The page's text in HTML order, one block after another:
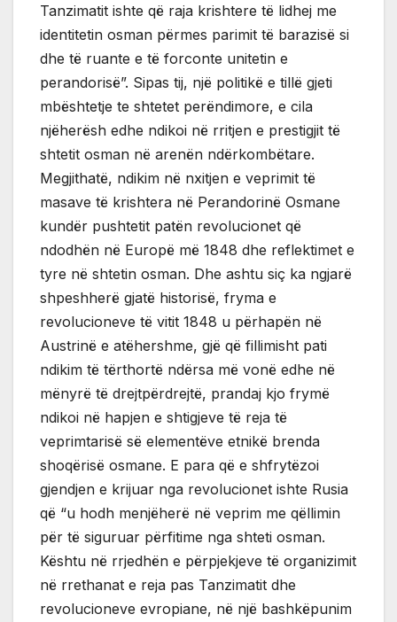
Tanzimatit ishte që raja krishtere të lidhej me
identitetin osman përmes parimit të barazisë si
dhe të ruante e të forconte unitetin e
perandorisë”. Sipas tij, një politikë e tillë gjeti
mbështetje te shtetet perëndimore, e cila
njëherësh edhe ndikoi në rritjen e prestigjit të
shtetit osman në arenën ndërkombëtare.
Megjithatë, ndikim në nxitjen e veprimit të
masave të krishtera në Perandorinë Osmane
kundër pushtetit patën revolucionet që
ndodhën në Europë më 1848 dhe reflektimet e
tyre në shtetin osman. Dhe ashtu siç ka ngjarë
shpeshherë gjatë historisë, fryma e
revolucioneve të vitit 1848 u përhapën në
Austrinë e atëhershme, gjë që fillimisht pati
ndikim të tërthortë ndërsa më vonë edhe në
mënyrë të drejtpërdrejtë, prandaj kjo frymë
ndikoi në hapjen e shtigjeve të reja të
veprimtarisë së elementëve etnikë brenda
shoqërisë osmane. E para që e shfrytëzoi
gjendjen e krijuar nga revolucionet ishte Rusia
që “u hodh menjëherë në veprim me qëllimin
për të siguruar përfitime nga shteti osman.
Kështu në rrjedhën e përpjekjeve të organizimit
në rrethanat e reja pas Tanzimatit dhe
revolucioneve evropiane, në një bashkëpunim